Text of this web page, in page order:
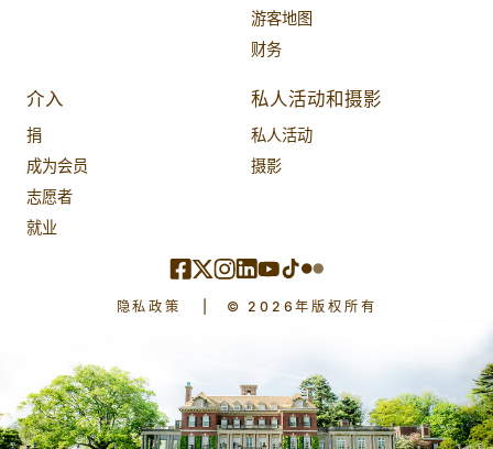
游客地图
财务
介入
捐
成为会员
志愿者
就业
私人活动和摄影
私人活动
摄影
隐私政策 © 2026年版权所有